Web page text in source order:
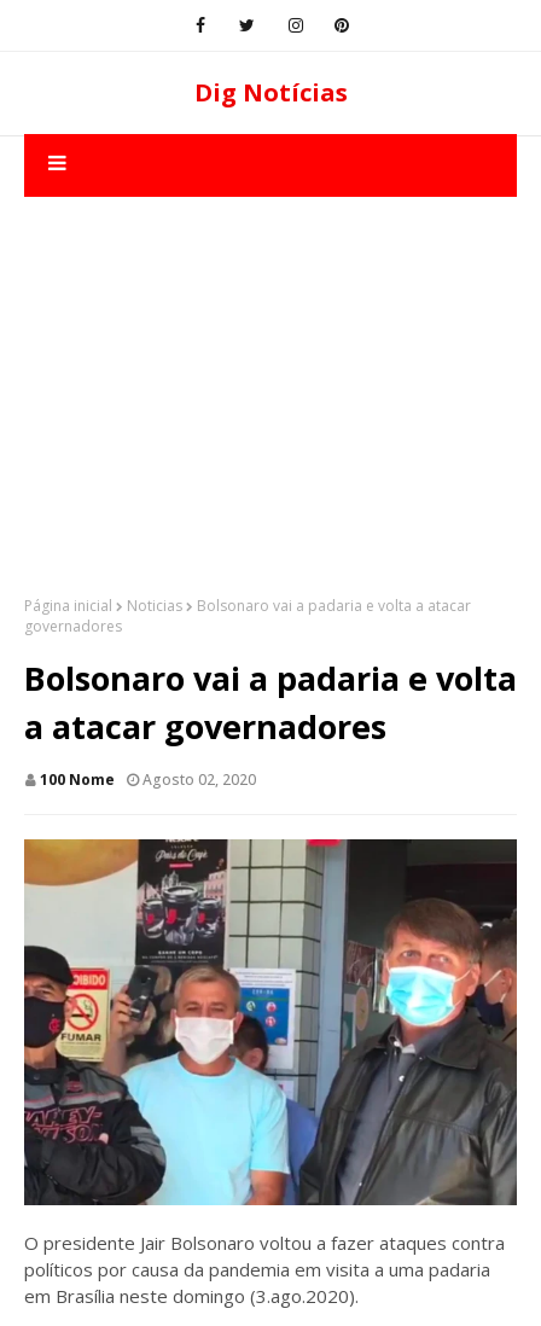
Dig Notícias
Página inicial Noticias
Bolsonaro vai a padaria e volta a atacar
governadores
Bolsonaro vai a padaria e volta
a atacar governadores
100 Nome Agosto 02, 2020
O presidente Jair Bolsonaro voltou a fazer ataques contra
políticos por causa da pandemia em visita a uma padaria
em Brasília neste domingo (3.ago.2020).